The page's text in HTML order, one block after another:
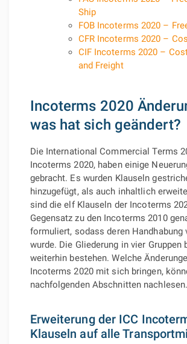
Ship
FOB Incoterms 2020 –
CFR Incoterms 2020 –
CIF Incoterms 2020 –
and Freight
Incoterms 2020
was hat sich geändert?
Die International Commercial Terms
Incoterms 2020, haben einige
gebracht. Es wurden Klauseln
hinzugefügt, als auch inhaltlich
sind die elf Klauseln der Incoterms
Gegensatz zu den Incoterms 2010
formuliert, sodass deren Handhabung
wurde. Die Gliederung in vier Gruppen
weiterhin bestehen. Welche
Incoterms 2020 mit sich bringen,
nachfolgenden Abschnitten nachlesen.
Erweiterung der ICC
Klauseln auf alle